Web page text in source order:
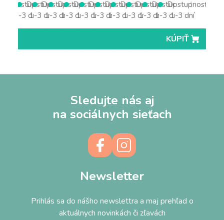
Dostupnosť
1-3 dní
Dostupnosť
1-3 dní
Dostupnosť
1-3 dní
Dostupnosť
1-3 dní
Dostupnosť
1-3 dní
Dostupnosť
1-3 dní
Dostupnosť
1-3 dní
Dostupnosť
1-3 dní
Dostupnosť
1-3 dní
Dostupnosť
1-3 dní
KÚPIŤ
Dostupnosť
1-3 dní
KÚPIŤ
Sledujte nás aj
na sociálnych sieťach
Newsletter
Prihlás sa do nášho newslettra a maj prehľad o
aktuálnych novinkách či zľavách